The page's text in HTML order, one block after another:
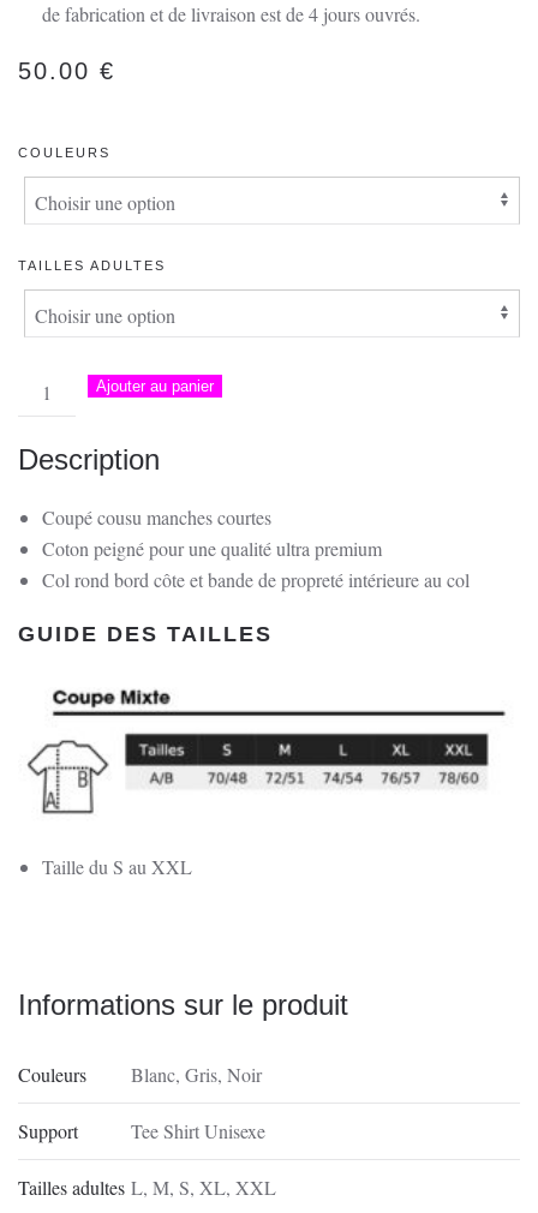
de fabrication et de livraison est de 4 jours ouvrés.
50.00 €
COULEURS
TAILLES ADULTES
quantité
de
T-
Shirt
Unisexe
Barque
Santa
Corse
Ajouter au panier
Description
Coupé cousu manches courtes
Coton peigné pour une qualité ultra premium
Col rond bord côte et bande de propreté intérieure au col
GUIDE DES TAILLES
Taille du S au XXL
Informations sur le produit
Couleurs Blanc, Gris, Noir
Support Tee Shirt Unisexe
Tailles adultes L, M, S, XL, XXL